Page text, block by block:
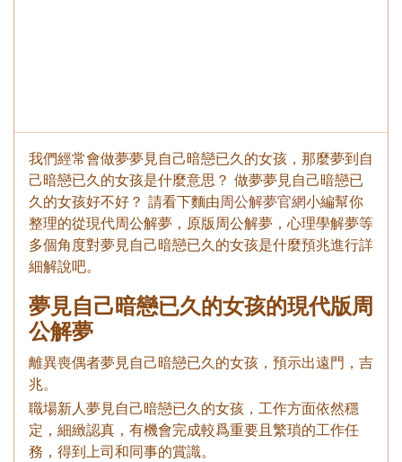
我們經常會做夢夢見自己暗戀已久的女孩，那麼夢到自
己暗戀已久的女孩是什麼意思？ 做夢夢見自己暗戀已
久的女孩好不好？ 請看下麵由周公解夢官網小編幫你
整理的從現代周公解夢，原版周公解夢，心理學解夢等
多個角度對夢見自己暗戀已久的女孩是什麼預兆進行詳
細解說吧。
夢見自己暗戀已久的女孩的現代版周
公解夢
離異喪偶者夢見自己暗戀已久的女孩，預示出遠門，吉
兆。
職場新人夢見自己暗戀已久的女孩，工作方面依然穩
定，細緻認真，有機會完成較爲重要且繁瑣的工作任
務，得到上司和同事的賞識。